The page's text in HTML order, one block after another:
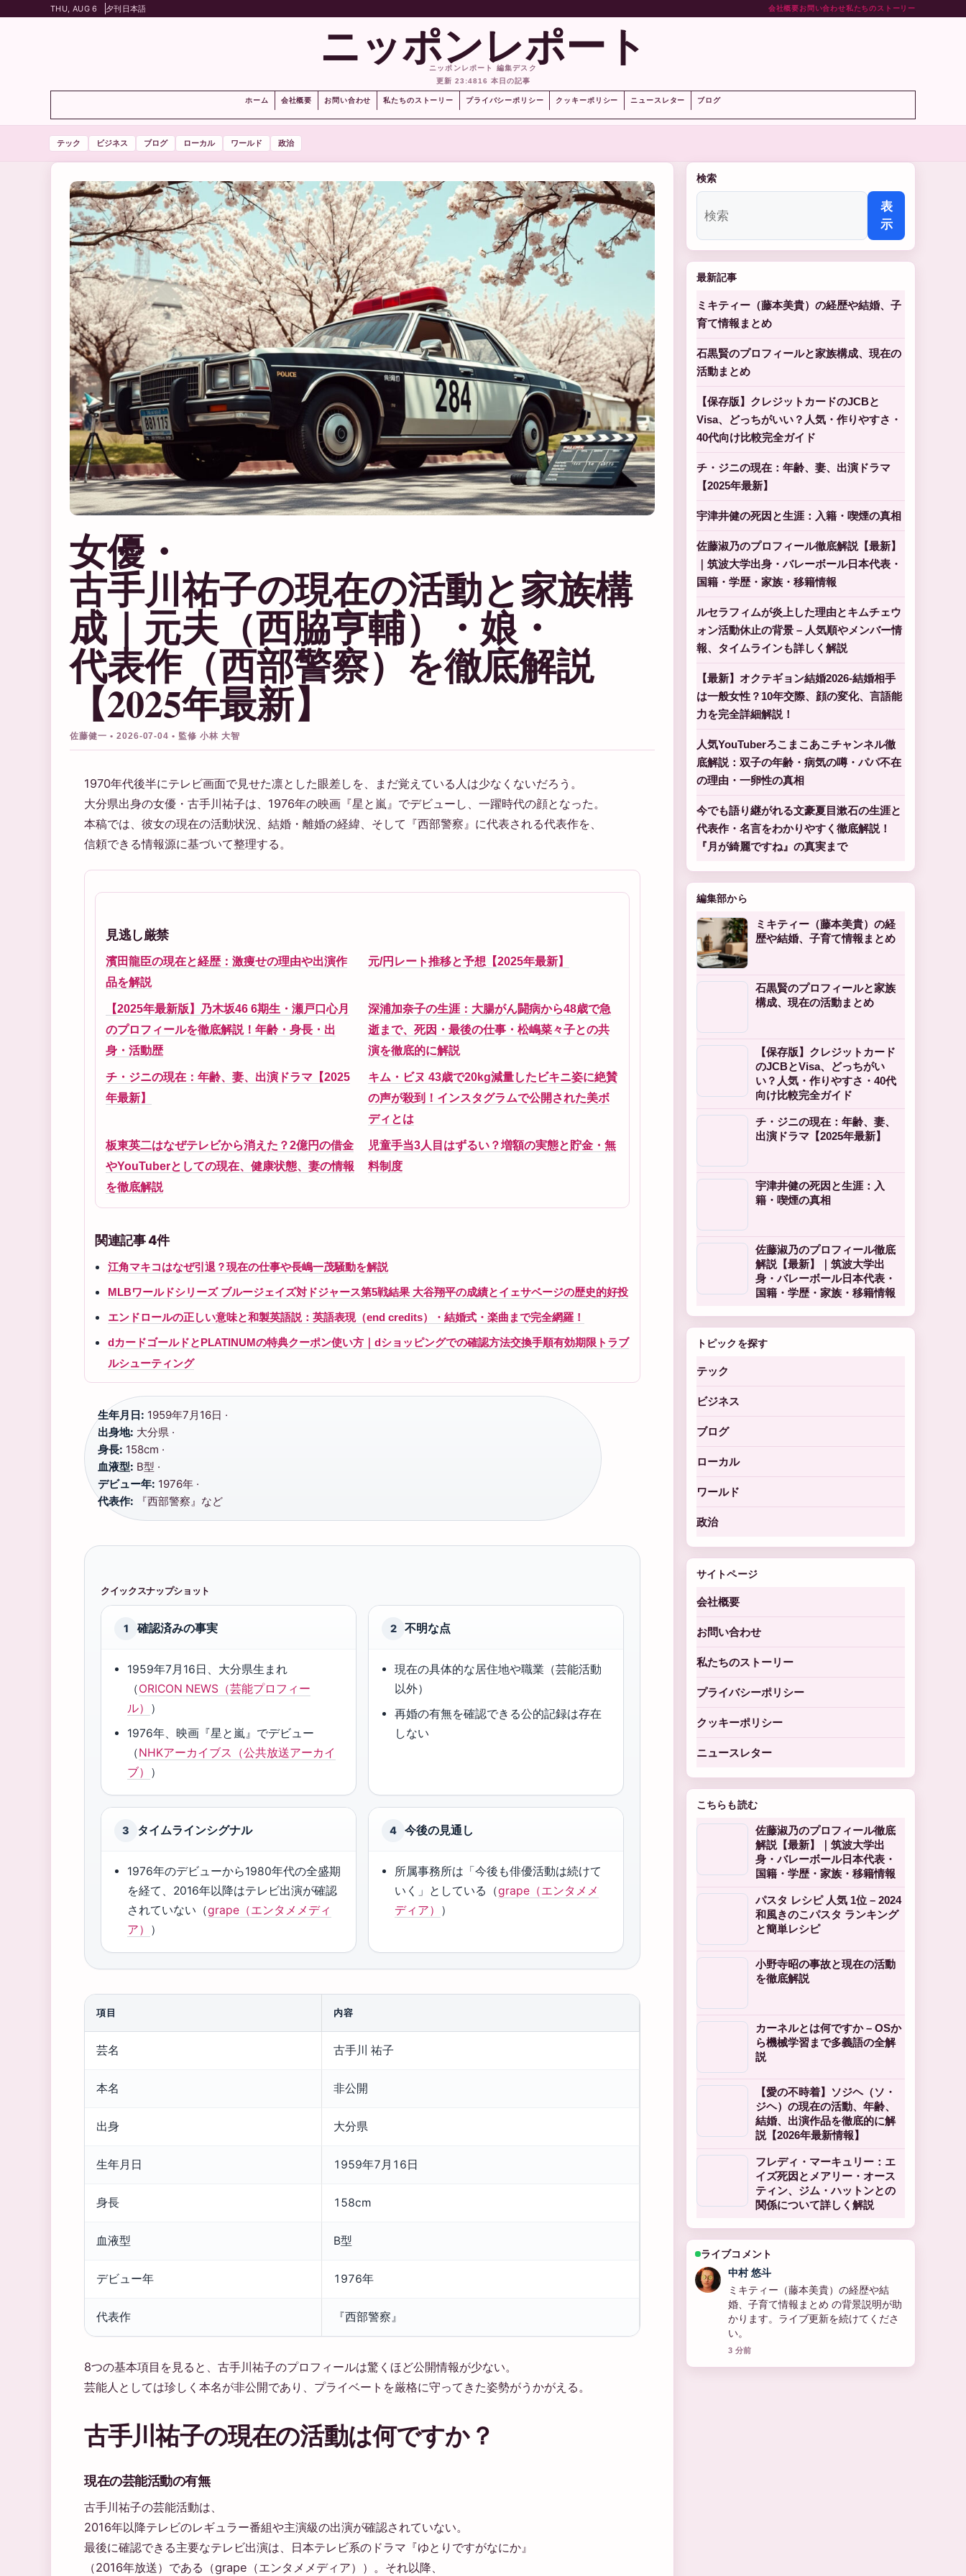
THU, AUG 6 夕刊 日本語 会社概要お問い合わせ私たちのストーリー
ニッポンレポート
ニッポンレポート 編集デスク
更新 23:4816 本日の記事
ホーム 会社概要 お問い合わせ 私たちのストーリー プライバシーポリシー クッキーポリシー ニュースレター ブログ
テック ビジネス ブログ ローカル ワールド 政治
女優・
古手川祐子の現在の活動と家族構
成｜元夫（西脇亨輔）・娘・
代表作（西部警察）を徹底解説
【2025年最新】
佐藤健一 • 2026-07-04 • 監修 小林 大智
1970年代後半にテレビ画面で見せた凛とした眼差しを、まだ覚えている人は少なくないだろう。
大分県出身の女優・古手川祐子は、1976年の映画『星と嵐』でデビューし、一躍時代の顔となった。
本稿では、彼女の現在の活動状況、結婚・離婚の経緯、そして『西部警察』に代表される代表作を、
信頼できる情報源に基づいて整理する。
見逃し厳禁
濱田龍臣の現在と経歴：激痩せの理由や出演作
品を解説
元/円レート推移と予想【2025年最新】
【2025年最新版】乃木坂46 6期生・瀬戸口心月
のプロフィールを徹底解説！年齢・身長・出
身・活動歴
深浦加奈子の生涯：大腸がん闘病から48歳で急
逝まで、死因・最後の仕事・松嶋菜々子との共
演を徹底的に解説
チ・ジニの現在：年齢、妻、出演ドラマ【2025
年最新】
キム・ビヌ 43歳で20kg減量したビキニ姿に絶賛
の声が殺到！インスタグラムで公開された美ボ
ディとは
板東英二はなぜテレビから消えた？2億円の借金
やYouTuberとしての現在、健康状態、妻の情報
を徹底解説
児童手当3人目はずるい？増額の実態と貯金・無
料制度
関連記事 4件
江角マキコはなぜ引退？現在の仕事や長嶋一茂騒動を解説
MLBワールドシリーズ ブルージェイズ対ドジャース第5戦結果 大谷翔平の成績とイェサベージの歴史的好投
エンドロールの正しい意味と和製英語説：英語表現（end credits）・結婚式・楽曲まで完全網羅！
dカードゴールドとPLATINUMの特典クーポン使い方｜dショッピングでの確認方法交換手順有効期限トラブ
ルシューティング
生年月日: 1959年7月16日 ·
出身地: 大分県 ·
身長: 158cm ·
血液型: B型 ·
デビュー年: 1976年 ·
代表作: 『西部警察』など
クイックスナップショット
1 確認済みの事実
1959年7月16日、大分県生まれ
（ORICON NEWS（芸能プロフィー
ル） ）
1976年、映画『星と嵐』でデビュー
（NHKアーカイブス（公共放送アーカイ
ブ） ）
2 不明な点
現在の具体的な居住地や職業（芸能活動
以外）
再婚の有無を確認できる公的記録は存在
しない
3 タイムラインシグナル
1976年のデビューから1980年代の全盛期
を経て、2016年以降はテレビ出演が確認
されていない（grape（エンタメメディ
ア） ）
4 今後の見通し
所属事務所は「今後も俳優活動は続けて
いく」としている（grape（エンタメメ
ディア） ）
報
項目 内容
芸名 古手川 祐子
本名 非公開
出身 大分県
生年月日 1959年7月16日
身長 158cm
血液型 B型
デビュー年 1976年
代表作 『西部警察』
8つの基本項目を見ると、古手川祐子のプロフィールは驚くほど公開情報が少ない。
芸能人としては珍しく本名が非公開であり、プライベートを厳格に守ってきた姿勢がうかがえる。
古手川祐子の現在の活動は何ですか？
現在の芸能活動の有無
古手川祐子の芸能活動は、
2016年以降テレビのレギュラー番組や主演級の出演が確認されていない。
最後に確認できる主要なテレビ出演は、日本テレビ系のドラマ『ゆとりですがなにか』
（2016年放送）である（grape（エンタメメディア））。それ以降、
検索
表
示
最新記事
ミキティー（藤本美貴）の経歴や結婚、子
育て情報まとめ
石黒賢のプロフィールと家族構成、現在の
活動まとめ
【保存版】クレジットカードのJCBと
Visa、どっちがいい？人気・作りやすさ・
40代向け比較完全ガイド
チ・ジニの現在：年齢、妻、出演ドラマ
【2025年最新】
宇津井健の死因と生涯：入籍・喫煙の真相
佐藤淑乃のプロフィール徹底解説【最新】
｜筑波大学出身・バレーボール日本代表・
国籍・学歴・家族・移籍情報
ルセラフィムが炎上した理由とキムチェウ
ォン活動休止の背景 – 人気順やメンバー情
報、タイムラインも詳しく解説
【最新】オクテギョン結婚2026-結婚相手
は一般女性？10年交際、顔の変化、言語能
力を完全詳細解説！
人気YouTuberろこまこあこチャンネル徹
底解説：双子の年齢・病気の噂・パパ不在
の理由・一卵性の真相
今でも語り継がれる文豪夏目漱石の生涯と
代表作・名言をわかりやすく徹底解説！
『月が綺麗ですね』の真実まで
編集部から
ミキティー（藤本美貴）の経
歴や結婚、子育て情報まとめ
石黒賢のプロフィールと家族
構成、現在の活動まとめ
【保存版】クレジットカード
のJCBとVisa、どっちがい
い？人気・作りやすさ・40代
向け比較完全ガイド
チ・ジニの現在：年齢、妻、
出演ドラマ【2025年最新】
宇津井健の死因と生涯：入
籍・喫煙の真相
佐藤淑乃のプロフィール徹底
解説【最新】｜筑波大学出
身・バレーボール日本代表・
国籍・学歴・家族・移籍情報
トピックを探す
テック
ビジネス
ブログ
ローカル
ワールド
政治
サイトページ
会社概要
お問い合わせ
私たちのストーリー
プライバシーポリシー
クッキーポリシー
ニュースレター
こちらも読む
佐藤淑乃のプロフィール徹底
解説【最新】｜筑波大学出
身・バレーボール日本代表・
国籍・学歴・家族・移籍情報
パスタ レシピ 人気 1位 – 2024
和風きのこパスタ ランキング
と簡単レシピ
小野寺昭の事故と現在の活動
を徹底解説
カーネルとは何ですか – OSか
ら機械学習まで多義語の全解
説
【愛の不時着】ソジヘ（ソ・
ジヘ）の現在の活動、年齢、
結婚、出演作品を徹底的に解
説【2026年最新情報】
フレディ・マーキュリー：エ
イズ死因とメアリー・オース
ティン、ジム・ハットンとの
関係について詳しく解説
ライブコメント
山本 葵
石黒賢のプロフィールと家族構成、現
在の活動まとめ の報道は丁寧で、流れ
を追いやすいです。
5 分前